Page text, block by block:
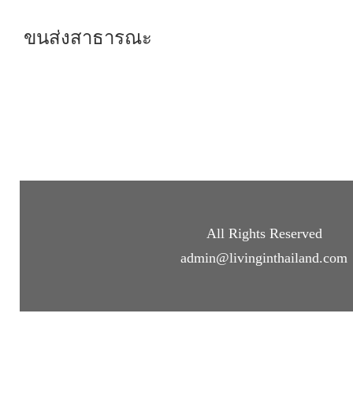
ขนส่งสาธารณะ
All Rights Reserved
admin@livinginthailand.com